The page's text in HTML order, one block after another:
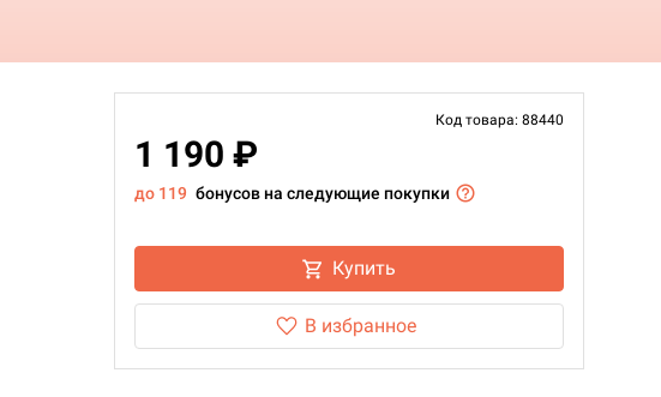
Код товара: 88440
1 190 ₽
до 119 бонусов на следующие покупки
Купить
В избранное